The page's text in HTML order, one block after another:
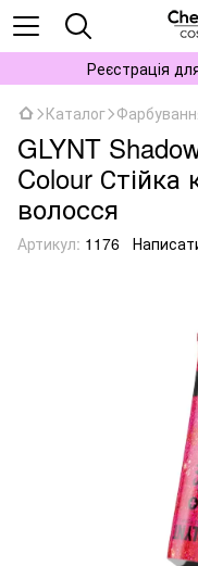
Реєстрація
Каталог
GLYNT
Colour
волосся
Артикул: 1176